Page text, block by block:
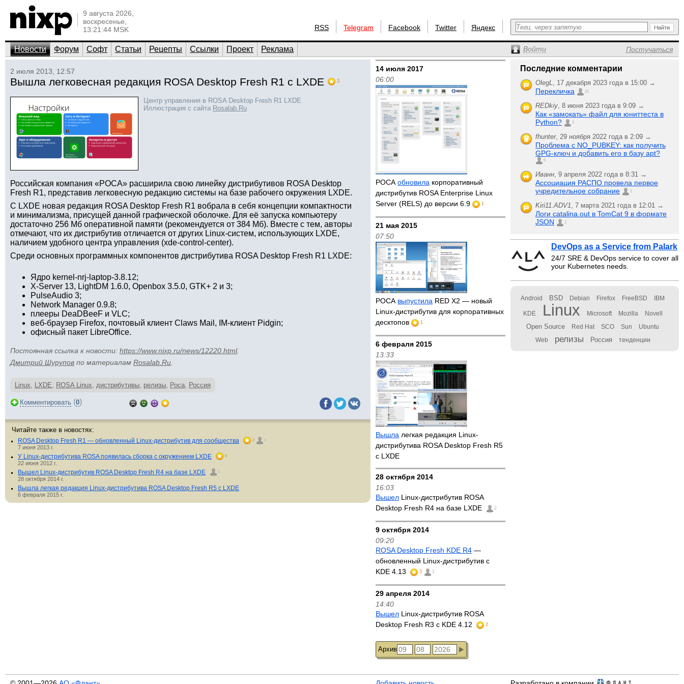
9 августа 2026,
воскресенье,
13:21:44 MSK
RSS Telegram Facebook Twitter Яндекс
Новости Форум Софт Статьи Рецепты Ссылки Проект Реклама Войти Постучаться
2 июля 2013, 12:57
Вышла легковесная редакция ROSA Desktop Fresh R1 с LXDE 2
Центр управления в ROSA Desktop Fresh R1 LXDE
Иллюстрация с сайта Rosalab.Ru
Российская компания «РОСА» расширила свою линейку дистрибутивов ROSA Desktop
Fresh R1, представив легковесную редакцию системы на базе рабочего окружения LXDE.
С LXDE новая редакция ROSA Desktop Fresh R1 вобрала в себя концепции компактности
и минимализма, присущей данной графической оболочке. Для её запуска компьютеру
достаточно 256 Мб оперативной памяти (рекомендуется от 384 Мб). Вместе с тем, авторы
отмечают, что их дистрибутив отличается от других Linux-систем, использующих LXDE,
наличием удобного центра управления (xde-control-center).
Среди основных программных компонентов дистрибутива ROSA Desktop Fresh R1 LXDE:
Ядро kernel-nrj-laptop-3.8.12;
X-Server 13, LightDM 1.6.0, Openbox 3.5.0, GTK+ 2 и 3;
PulseAudio 3;
Network Manager 0.9.8;
плееры DeaDBeeF и VLC;
веб-браузер Firefox, почтовый клиент Claws Mail, IM-клиент Pidgin;
офисный пакет LibreOffice.
Постоянная ссылка к новости: https://www.nixp.ru/news/12220.html.
Дмитрий Шурупов по материалам Rosalab.Ru
Linux, LXDE, ROSA Linux, дистрибутивы, релизы, Роса, Россия
Комментировать (0)
Читайте также в новостях:
ROSA Desktop Fresh R1 — обновленный Linux-дистрибутив для сообщества 2 3
7 июня 2013 г.
У Linux-дистрибутива ROSA появилась сборка с окружением LXDE 5
22 июня 2012 г.
Вышел Linux-дистрибутив ROSA Desktop Fresh R4 на базе LXDE 2
28 октября 2014 г.
Вышла легкая редакция Linux-дистрибутива ROSA Desktop Fresh R5 с LXDE
6 февраля 2015 г.
14 июля 2017
06:00
РОСАобновила корпоративный
дистрибутив ROSA Enterprise Linux
Server (RELS) до версии 6.9
1
21 мая 2015
07:50
РОСА выпустила RED X2 — новый
Linux-дистрибутив для корпоративных
десктопов
1
6 февраля 2015
13:33
Вышла легкая редакция Linux-
дистрибутива ROSA Desktop Fresh R5
с LXDE
28 октября 2014
16:03
Вышел Linux-дистрибутив ROSA
Desktop Fresh R4 на базе LXDE
2
9 октября 2014
09:20
ROSA Desktop Fresh KDE R4 —
обновленный Linux-дистрибутив с
KDE 4.13
3 1
29 апреля 2014
14:40
Вышел Linux-дистрибутив ROSA
Desktop Fresh R3 с KDE 4.12
2
Архив
Последние комментарии
OlegL, 17 декабря 2023 года в 15:00 →
Перекличка 21
REDkiy, 8 июня 2023 года в 9:09 →
Как «замокать» файл для юниттеста в
Python?
2
fhunter, 29 ноября 2022 года в 2:09 →
Проблема с NO_PUBKEY: как получить
GPG-ключ и добавить его в базу apt?
6
Иванн, 9 апреля 2022 года в 8:31 →
Ассоциация РАСПО провела первое
учредительное собрание
1
Kiri11.ADV1, 7 марта 2021 года в 12:01 →
Логи catalina.out в TomCat 9 в формате
JSON
1
DevOps as a Service from Palark
24/7 SRE & DevOps service to cover all
your Kubernetes needs.
Android BSD Debian Firefox FreeBSD IBM
KDE Linux Microsoft Mozilla Novell
Open Source Red Hat SCO Sun Ubuntu
Web релизы Россия тенденции